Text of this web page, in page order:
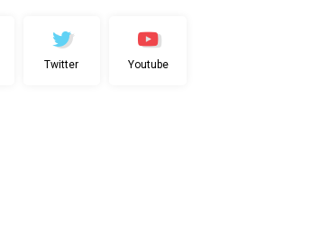
Twitter Youtube